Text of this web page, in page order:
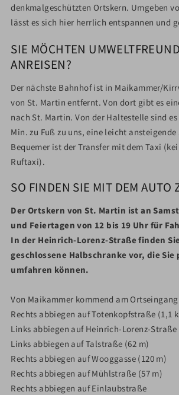
denkmalgeschützten Ortskern. Umgeben
lässt es sich hier herrlich entspannen und
SIE MÖCHTEN
ANREISEN?
Der nächste Bahnhof ist in Maikammer/
von St. Martin entfernt. Von dort gibt es
nach St. Martin. Von der Haltestelle sind
Min. zu Fuß zu uns, eine leicht
Bequemer ist der Transfer mit dem Taxi
Ruftaxi).
SO FINDEN SIE MIT DEM AUTO
Der Ortskern von St. Martin ist an
und Feiertagen von 12 bis 19 Uhr für
In der Heinrich-Lorenz-Straße finden
geschlossene Halbschranke vor, die Sie
umfahren können.
Von Maikammer kommend am
Rechts abbiegen auf Totenkopfstraße (1,1
Links abbiegen auf Heinrich-Lorenz-Straße
Links abbiegen auf Talstraße (62 m)
Rechts abbiegen auf Wooggasse (120 m)
Rechts abbiegen auf Mühlstraße (57 m)
Rechts abbiegen auf Einlaubstraße